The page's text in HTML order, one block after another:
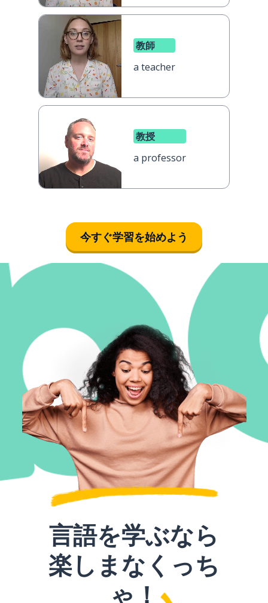
教師
a teacher
教授
a professor
今すぐ学習を始めよう
言語を学ぶなら
楽しまなくっち
ゃ！